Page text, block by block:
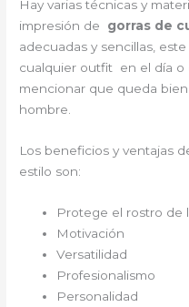
Hay varias técnicas y
impresión de gorras de
adecuadas y sencillas,
cualquier outfit en el día o
mencionar que queda
hombre.
Los beneficios y ventajas
estilo son:
Protege el rostro de
Motivación
Versatilidad
Profesionalismo
Personalidad